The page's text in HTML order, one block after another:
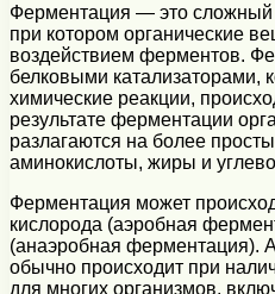
Ферментация — это сложный
при котором органические
воздействием ферментов.
белковыми катализаторами,
химические реакции,
результате ферментации
разлагаются на более
аминокислоты, жиры и
Ферментация может
кислорода (аэробная
(анаэробная ферментация).
обычно происходит при
для многих организмов,